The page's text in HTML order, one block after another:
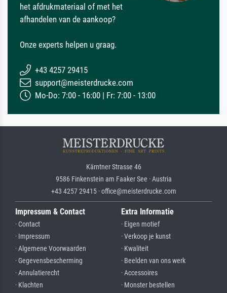
het afdrukmateriaal of met het
afhandelen van de aankoop?
Onze experts helpen u graag.
+43 4257 29415
support@meisterdrucke.com
Mo-Do: 7:00 - 16:00 | Fr: 7:00 - 13:00
Kärntner Strasse 46
9586 Finkenstein am Faaker See · Austria
+43 4257 29415 · office@meisterdrucke.com
Impressum & Contact
· Contact
· Impressum
· Algemene Voorwaarden
· Gegevensbescherming
· Annulatierecht
· Klachten
Extra Informatie
· Eigen motief
· Verkoop je kunst
· Kwaliteit
· Beelden van ons werk
· Accessoires
· Monster bestellen